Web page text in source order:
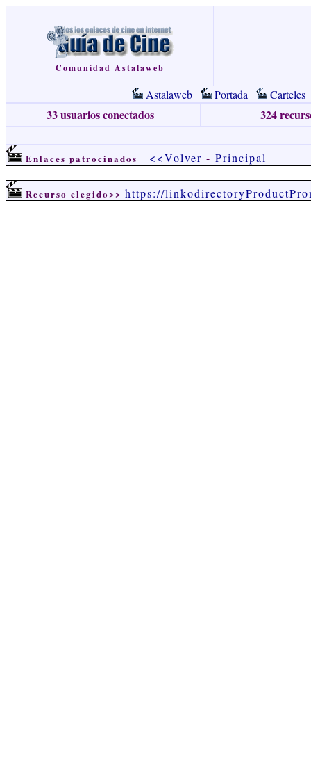
Comunidad Astalaweb
Astalaweb Portada Carteles
33 usuarios conectados 324
Enlaces patrocinados <<Volver - Principal
Recurso elegido>> https://